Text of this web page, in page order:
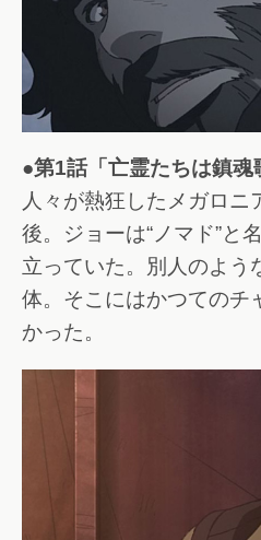
●第1話「亡霊たちは鎮魂
人々が熱狂したメガロニ
後。ジョーは“ノマド”と
立っていた。別人のよう
体。そこにはかつてのチ
かった。